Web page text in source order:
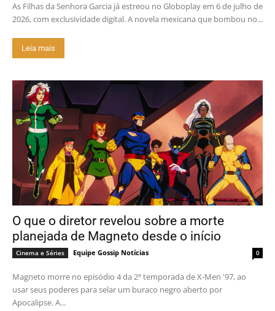
As Filhas da Senhora Garcia já estreou no Globoplay em 6 de julho de
2026, com exclusividade digital. A novela mexicana que bombou no...
Leia mais
O que o diretor revelou sobre a morte
planejada de Magneto desde o início
Cinema e Séries Equipe Gossip Notícias 0
Magneto morre no episódio 4 da 2ª temporada de X-Men '97, ao
usar seus poderes para selar um buraco negro aberto por
Apocalipse. A...